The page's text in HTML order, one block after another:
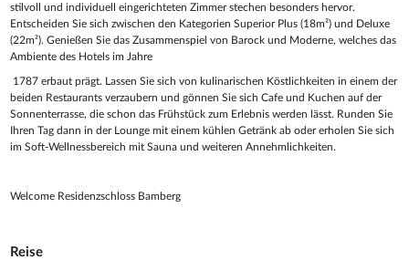
stilvoll und individuell eingerichteten Zimmer stechen besonders hervor.
Entscheiden Sie sich zwischen den Kategorien Superior Plus (18m²) und Deluxe
(22m²). Genießen Sie das Zusammenspiel von Barock und Moderne, welches das
Ambiente des Hotels im Jahre
1787 erbaut prägt. Lassen Sie sich von kulinarischen Köstlichkeiten in einem der
beiden Restaurants verzaubern und gönnen Sie sich Cafe und Kuchen auf der
Sonnenterrasse, die schon das Frühstück zum Erlebnis werden lässt. Runden Sie
Ihren Tag dann in der Lounge mit einem kühlen Getränk ab oder erholen Sie sich
im Soft-Wellnessbereich mit Sauna und weiteren Annehmlichkeiten.
Welcome Residenzschloss Bamberg
Reise